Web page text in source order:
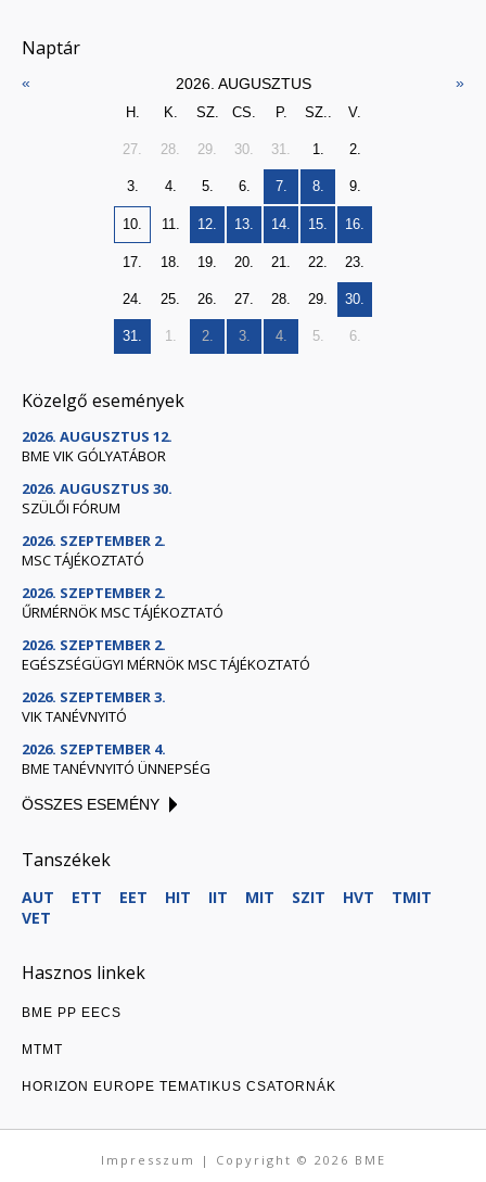
Naptár
« 2026. AUGUSZTUS »
H. K. SZ. CS. P. SZ.. V.
27. 28. 29. 30. 31. 1. 2.
3. 4. 5. 6. 7. 8. 9.
10. 11. 12. 13. 14. 15. 16.
17. 18. 19. 20. 21. 22. 23.
24. 25. 26. 27. 28. 29. 30.
31. 1. 2. 3. 4. 5. 6.
Közelgő események
2026. AUGUSZTUS 12.
BME VIK GÓLYATÁBOR
2026. AUGUSZTUS 30.
SZÜLŐI FÓRUM
2026. SZEPTEMBER 2.
MSC TÁJÉKOZTATÓ
2026. SZEPTEMBER 2.
ŰRMÉRNÖK MSC TÁJÉKOZTATÓ
2026. SZEPTEMBER 2.
EGÉSZSÉGÜGYI MÉRNÖK MSC TÁJÉKOZTATÓ
2026. SZEPTEMBER 3.
VIK TANÉVNYITÓ
2026. SZEPTEMBER 4.
BME TANÉVNYITÓ ÜNNEPSÉG
ÖSSZES ESEMÉNY
Tanszékek
AUT ETT EET HIT IIT MIT SZIT HVT
TMIT
VET
Hasznos linkek
BME PP EECS
MTMT
HORIZON EUROPE TEMATIKUS CSATORNÁK
Impresszum | Copyright © 2026 BME